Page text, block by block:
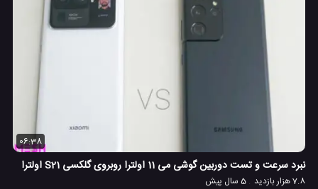
06:38
نبرد سرعت و تست دوربین گوشی می 11 اولترا روبروی گلکسی S21 اولترا
7.8 هزار بازدید 5 سال پیش